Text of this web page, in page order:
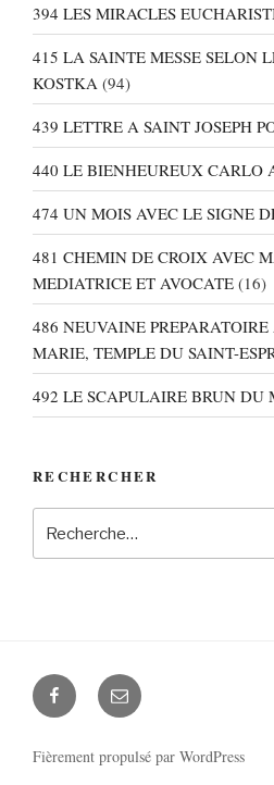
394 LES MIRACLES
415 LA SAINTE MESSE SELON
KOSTKA (94)
439 LETTRE A SAINT JOSEPH
440 LE BIENHEUREUX CARLO
474 UN MOIS AVEC LE SIGNE
481 CHEMIN DE CROIX AVEC
MEDIATRICE ET AVOCATE (16)
486 NEUVAINE
MARIE, TEMPLE DU SAINT-
492 LE SCAPULAIRE BRUN DU
RECHERCHER
pour
FacebookE-
mail
Fièrement propulsé par WordPress